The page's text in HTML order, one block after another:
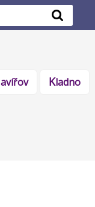
Havířov Kladno